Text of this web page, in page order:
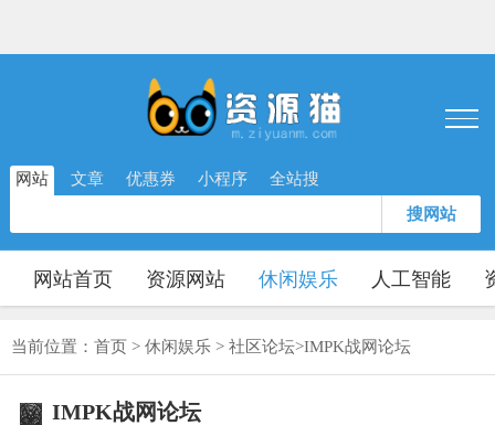
网站 文章 优惠券 小程序 全站搜
搜网站
网站首页 资源网站 休闲娱乐 人工智能
当前位置： 首页 > 休闲娱乐 > 社区论坛>IMPK战网论坛
IMPK战网论坛